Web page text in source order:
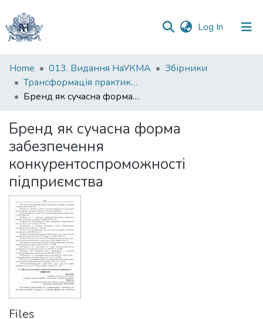
Log In (current)
Communities
&
Collections
Statistics
Home 013. Видання НаУКМА
Збірники
Трансформація практики управління інноваційним розвитком соціальноекономічних систем : колективна монографія
Бренд як сучасна форма забезпечення конкурентоспроможності підприємства
Бренд як сучасна форма
забезпечення
конкурентоспроможності
підприємства
Files